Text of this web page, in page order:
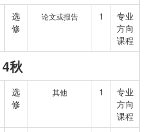
选
修
论文或报告 1
专业
方向
课程
4秋
选
修
其他 1
专业
方向
课程